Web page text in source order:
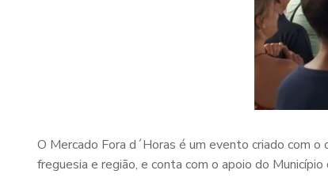
O Mercado Fora d´Horas é um evento criado com
freguesia e região, e conta com o apoio do Município